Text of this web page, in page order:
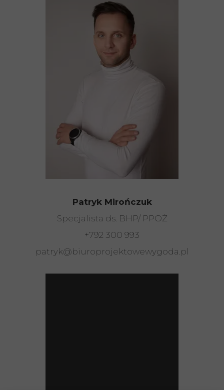
Patryk Mirończuk
Specjalista ds. BHP/ PPOŻ
+792 300 993
patryk@biuroprojektowewygoda.pl